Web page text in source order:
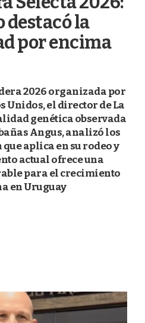
destacó la
por encima
2026 organizada por
Unidos, el director de La
genética observada
Angus, analizó los
aplica en su rodeo y
actual ofrece una
para el crecimiento
en Uruguay